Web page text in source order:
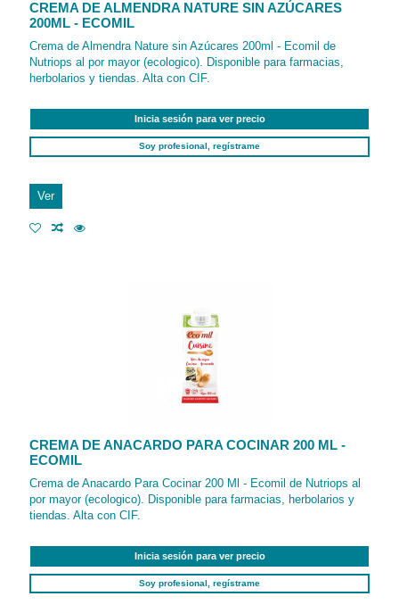
CREMA DE ALMENDRA NATURE SIN AZÚCARES
200ML - ECOMIL
Crema de Almendra Nature sin Azúcares 200ml - Ecomil de
Nutriops al por mayor (ecologico). Disponible para farmacias,
herbolarios y tiendas. Alta con CIF.
Inicia sesión para ver precio
Soy profesional, regístrame
Ver
CREMA DE ANACARDO PARA COCINAR 200 ML -
ECOMIL
Crema de Anacardo Para Cocinar 200 Ml - Ecomil de Nutriops al
por mayor (ecologico). Disponible para farmacias, herbolarios y
tiendas. Alta con CIF.
Inicia sesión para ver precio
Soy profesional, regístrame